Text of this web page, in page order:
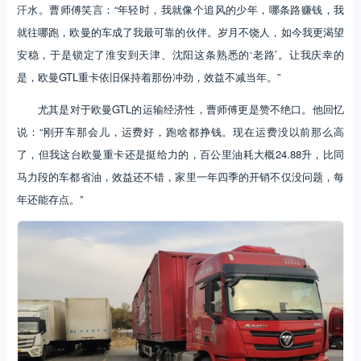
汗水。曹师傅笑言：“年轻时，我就像个追风的少年，哪条路赚钱，我
就往哪跑，欧曼的车成了我最可靠的伙伴。岁月不饶人，如今我更渴望
安稳，于是锁定了淮安到天津、沈阳这条熟悉的‘老路’。让我庆幸的
是，欧曼GTL重卡依旧保持着那份冲劲，效益不减当年。”
尤其是对于欧曼GTL的运输经济性，曹师傅更是赞不绝口。他回忆
说：“刚开车那会儿，运费好，跑啥都挣钱。现在运费没以前那么高
了，但我这台欧曼重卡还是挺给力的，百公里油耗大概24.88升，比同
马力段的车都省油，效益还不错，家里一年四季的开销不仅没问题，每
年还能存点。”